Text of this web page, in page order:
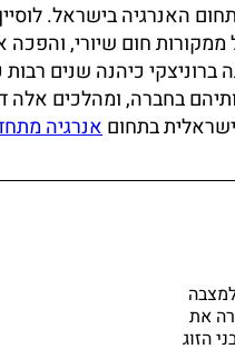
האנרגיה בישראל.
ממקורות חום שיורי,
ברוניצקי כיהנה שנים
בחברה, ומהלכים אלה
בתחוםאנרגיה
את
הזוג